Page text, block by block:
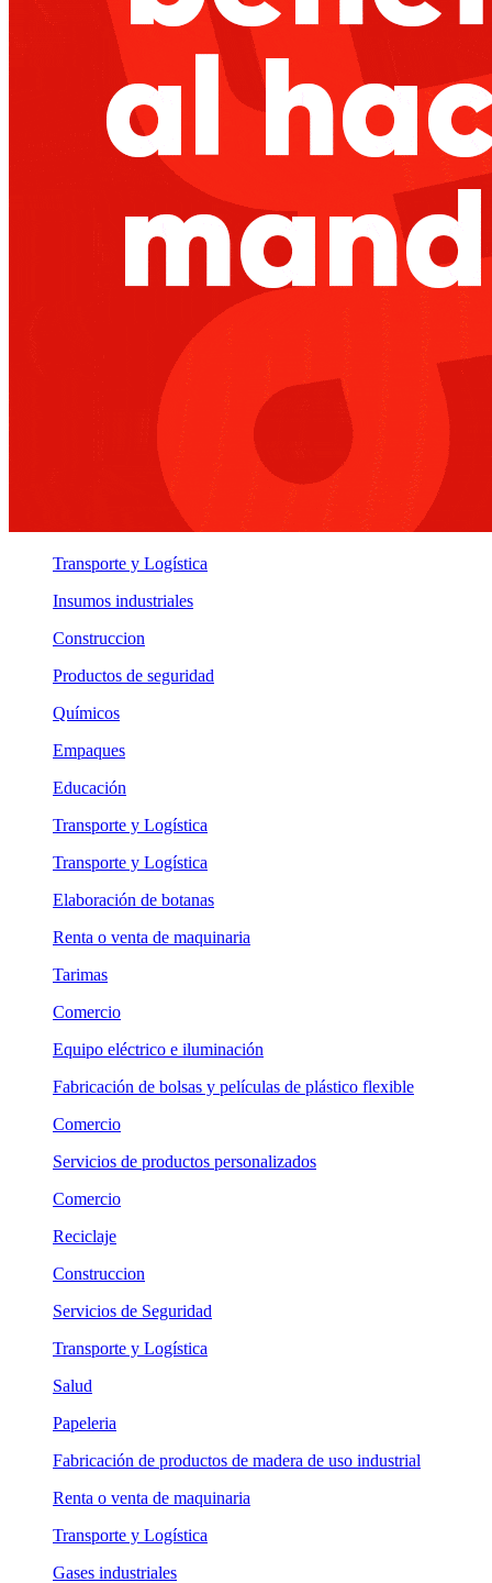
Transporte y Logística
Insumos industriales
Construccion
Productos de seguridad
Químicos
Empaques
Educación
Transporte y Logística
Transporte y Logística
Elaboración de botanas
Renta o venta de maquinaria
Tarimas
Comercio
Equipo eléctrico e iluminación
Fabricación de bolsas y películas de plástico flexible
Comercio
Servicios de productos personalizados
Comercio
Reciclaje
Construccion
Servicios de Seguridad
Transporte y Logística
Salud
Papeleria
Fabricación de productos de madera de uso industrial
Renta o venta de maquinaria
Transporte y Logística
Gases industriales